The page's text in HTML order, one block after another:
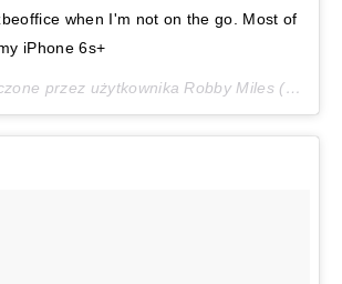
when I'm not on the go. Most of
iPhone 6s+
Zdjęcie zamieszczone przez użytkownika Robby Miles (@robbymiles)